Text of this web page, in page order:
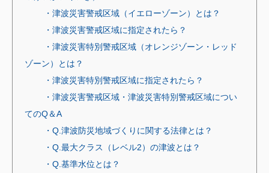
・津波災害警戒区域（イエローゾーン）とは？
・津波災害警戒区域に指定されたら？
・津波災害特別警戒区域（オレンジゾーン・レッド
ゾーン）とは？
・津波災害特別警戒区域に指定されたら？
・津波災害警戒区域・津波災害特別警戒区域につい
てのQ＆A
・Q.津波防災地域づくりに関する法律とは？
・Q.最大クラス（レベル2）の津波とは？
・Q.基準水位とは？